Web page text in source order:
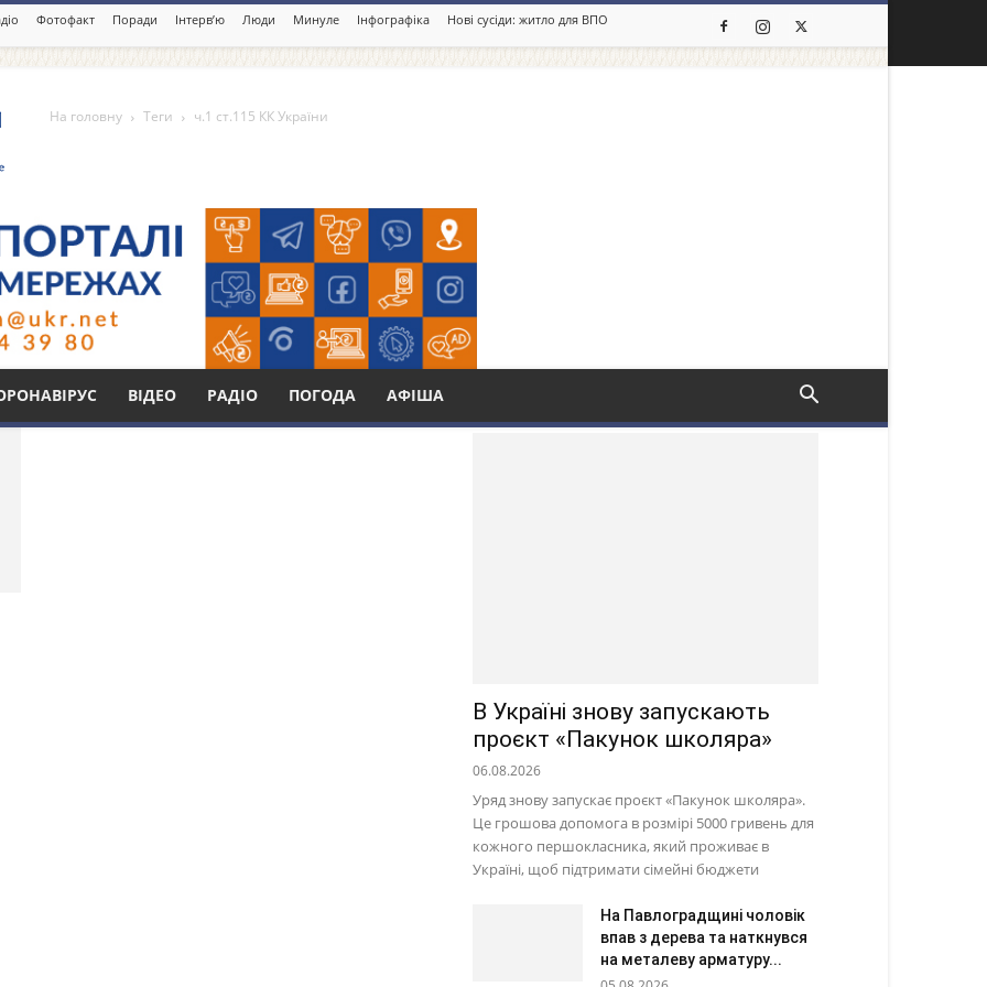
Фотофакт Поради Інтерв’ю Люди Минуле Інфографіка Нові сусіди: житло для ВПО
ВІДЕО РАДІО ПОГОДА АФІША
На головну Теги ч.1 ст.115 КК України
В Україні знову запускають
проєкт «Пакунок школяра»
06.08.2026
Уряд знову запускає проєкт «Пакунок школяра».
Це грошова допомога в розмірі 5000 гривень для
кожного першокласника, який проживає в
Україні, щоб підтримати сімейні бюджети
На Павлоградщині чоловік
впав з дерева та наткнувся
на металеву арматуру...